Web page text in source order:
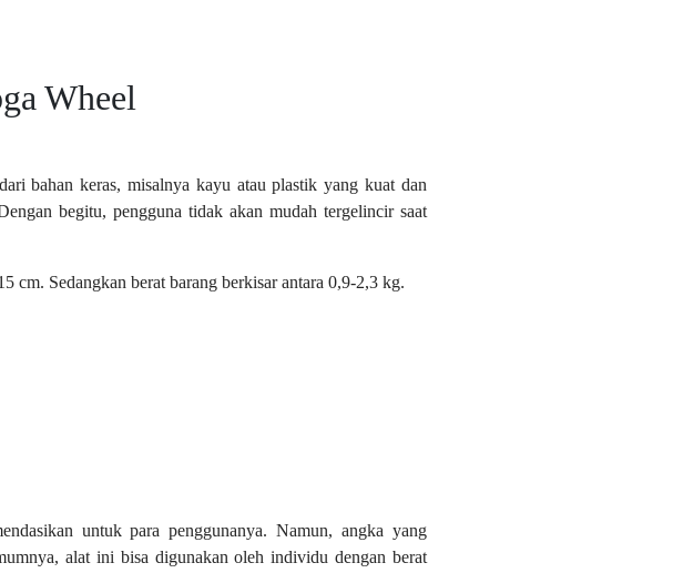
Wheel
bahan keras, misalnya kayu atau plastik yang kuat dan
begitu, pengguna tidak akan mudah tergelincir saat
cm. Sedangkan berat barang berkisar antara 0,9-2,3 kg.
untuk para penggunanya. Namun, angka yang
alat ini bisa digunakan oleh individu dengan berat